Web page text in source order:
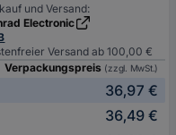
und Versand:
Electronic
Versand ab 100,00 €
Verpackungspreis (zzgl. MwSt.)
36,97 €
36,49 €